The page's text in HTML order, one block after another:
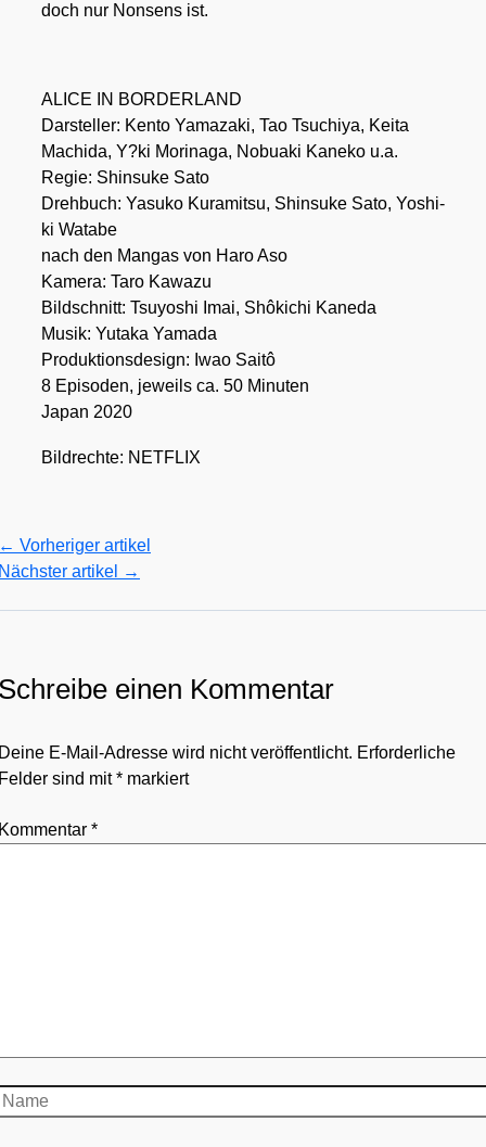
doch nur Non­sens ist.
ALICE IN BORDERLAND
Dar­stel­ler: Ken­to Yama­za­ki, Tao Tsu­chi­ya, Kei­ta
Mach­ida, Y?ki Mor­i­na­ga, Nobua­ki Kan­eko u.a.
Regie: Shin­suke Sato
Dreh­buch: Yasuko Kura­mit­su, Shin­suke Sato, Yoshi­
ki Wata­be
nach den Man­gas von Haro Aso
Kame­ra: Taro Kawa­zu
Bild­schnitt: Tsu­yo­shi Imai, Shôki­chi Kane­da
Musik: Yuta­ka Yama­da
Pro­duk­ti­ons­de­sign: Iwao Sai­tô
8 Epi­so­den, jeweils ca. 50 Minu­ten
Japan 2020
Bild­rech­te: NETFLIX
Vorheriger artikel
artikel
→
einen Kommentar
E-Mail-Adresse wird nicht veröffentlicht. Erforderliche
sind mit* markiert
*